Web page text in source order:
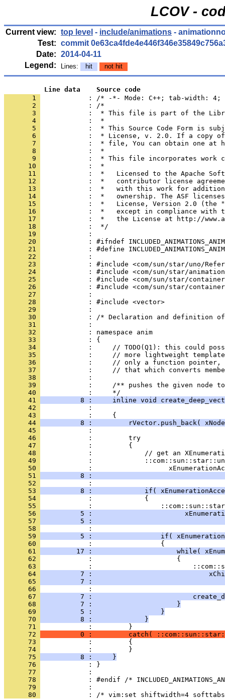
LCOV -
Current view: top level - include/animations -
Test: commit
Date: 2014-04-11
Legend:
Lines: hit not hit
          Line data    Source code
       1
: /* -*- Mode: C++; tab-width:
       2
       3
       4
       5
       6
       7
       8
       9
      10
      11
      12
      13
      14
      15
      16
      17
      18
      19
      20
      21
      22
      23
      24
      25
      26
      27
      28
      29
      30
      31
      32
      33
      34
      35
      36
      37
      38
      39
:     /** pushes the given node
      40
      41
8 :     inline void
      42
      43
      44
8 :         rVector.push_back(
      45
      46
      47
      48
      49
      50
      51
8 :
      52
      53
8 :             if(
      54
      55
      56
5 :
      57
5 :
      58
      59
5 :                 if(
      60
      61
17 :                     while(
      62
      63
      64
7 :
      65
7 :
      66
      67
7 :
      68
          7 :                     }
      69
          5 :                 }
      70
          8 :             }
      71
      72
0 :         catch(
      73
      74
      75
          8 :     }
      76
      77
      78
      79
      80